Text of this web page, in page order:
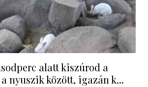
alatt kiszúrod a
nyuszik között, igazán k...